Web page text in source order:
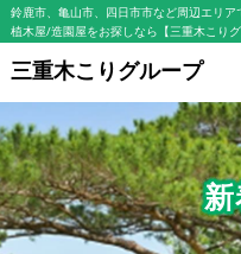
鈴鹿市、亀山市、四日市市など周辺エリ
植木屋/造園屋をお探しなら【三重木こり
三重木こりグループ